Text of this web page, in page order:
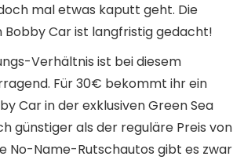
mal etwas kaputt geht. Die
Bobby Car ist langfristig gedacht!
Verhältnis ist bei diesem
Für 30€ bekommt ihr ein
Car in der exklusiven Green Sea
günstiger als der reguläre Preis von
No-Name-Rutschautos gibt es zwar